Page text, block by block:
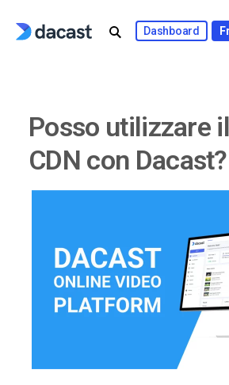
Dashboard
Posso utilizzare
CDN con Dacast?